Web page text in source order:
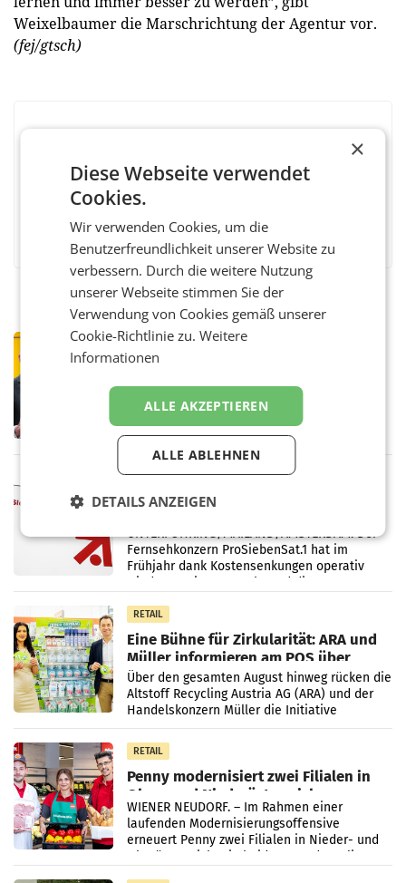
Weixelbaumer die Marschrichtung der Agentur vor.
(fej/gtsch)
Facebook MessengerWhatsAppLinkedIn
PRIMENEWS
Österreichische Post: Umsatzplus im
ersten Halbjahr trotz schwachem
Briefgeschäft
WIEN Die Österreichische Post AG hat im
ersten Halbjahr 2026 einen Konzernumsatz
von 1.544,0 Mio. EUR erwirtschaftet, was
einem Plus von 3,8 Prozent gegenüber dem
MARKETING & MEDIA
ProSiebenSat.1 spart und macht
UNTERFÖHRING/MAILAND/AMSTERDAM. Der
Fernsehkonzern ProSiebenSat.1 hat im
Frühjahr dank Kostensenkungen operativ
wieder Gewinn gemacht und die
RETAIL
Eine Bühne für Zirkularität: ARA und
Müller informieren am POS über
Kreislauffähigkeit
Über den gesamten August hinweg rücken die
Altstoff Recycling Austria AG (ARA) und der
Handelskonzern Müller die Initiative
„Kreislauf-Helden“ in allen österreichischen
Müller-Filialen
RETAIL
Penny modernisiert zwei Filialen in
Ober- und Niederösterreich
WIENER NEUDORF. – Im Rahmen einer
laufenden Modernisierungsoffensive
erneuert Penny zwei Filialen in Nieder- und
Oberösterreich. Die beiden Standorte liegen
×
Diese Webseite verwendet
Cookies.
Wir verwenden Cookies, um die
Benutzerfreundlichkeit unserer Website zu
verbessern. Durch die weitere Nutzung
unserer Webseite stimmen Sie der
Verwendung von Cookies gemäß unserer
Cookie-Richtlinie zu.Weitere
Informationen
ALLE AKZEPTIEREN
ALLE ABLEHNEN
DETAILS ANZEIGEN